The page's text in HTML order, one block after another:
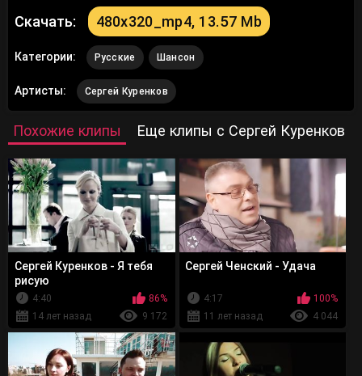
Скачать: 480x320_mp4, 13.57 Mb
Категории: Русские Шансон
Артисты: Сергей Куренков
Похожие клипы Еще клипы с Сергей Куренков
Сергей Куренков - Я тебя
рисую
4:40
86%
14 лет назад
9 172
Сергей Ченский - Удача
4:17
100%
11 лет назад
4 044